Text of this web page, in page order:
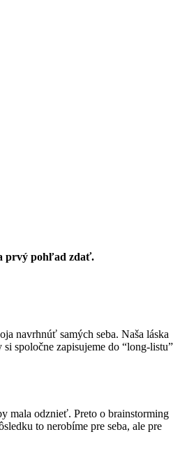
prvý pohľad zdať.
navrhnúť samých seba. Naša láska
spoločne zapisujeme do “long-listu”
mala odznieť. Preto o brainstorming
to nerobíme pre seba, ale pre